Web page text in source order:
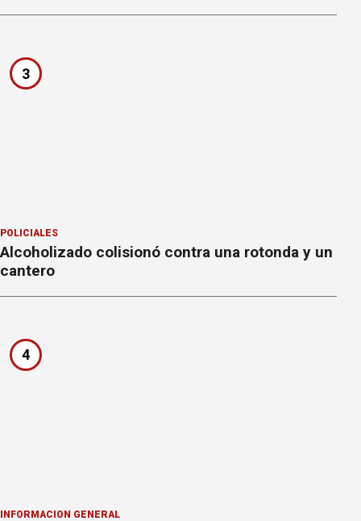
3
POLICIALES
Alcoholizado colisionó contra una rotonda y un
cantero
4
INFORMACION GENERAL